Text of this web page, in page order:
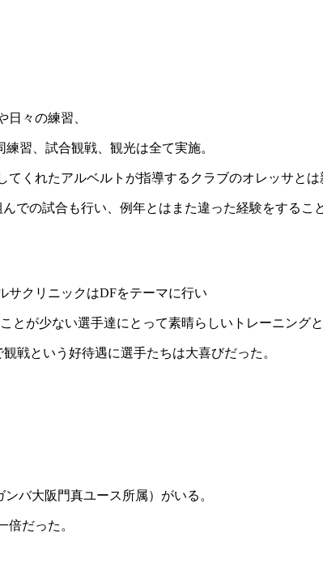
日々の練習、
習、試合観戦、観光は全て実施。
くれたアルベルトが指導するクラブのオレッサとは
での試合も行い、例年とはまた違った経験をするこ
サクリニックはDFをテーマに行い
とが少ない選手達にとって素晴らしいトレーニングと
戦という好待遇に選手たちは大喜びだった。
バ大阪門真ユース所属）がいる。
だった。